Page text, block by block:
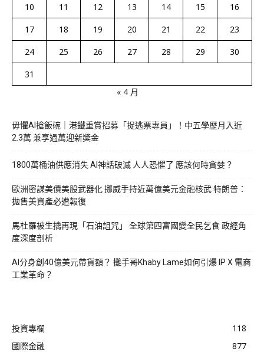
10
11 12 13 14 15
16
17
18 19 20 21 22
23
24
25 26 27 28 29
30
31
« 4 月
毋懼AI搶飯碗｜港鐵重賞招募「捉逃票專員」！中五學歷月入近
2.3萬 兼享過萬迎新獎金
1800萬桶油供應消失 AI神話破滅 人人恐懼了 應該何時貪婪？
歐洲密謀美債美股武器化 挪威手持近萬億美元金融核武 特朗普：
拋售美資產必遭報復
馬杜羅被生擒再現「石油詛咒」 全球第四富國變全民乞食 政經角
度深度剖析
AI分身創40億美元帶貨額？ 攤手哥Khaby Lame如何引爆 IP X 電商
工業革命？
投資專欄
118
國際金融
877